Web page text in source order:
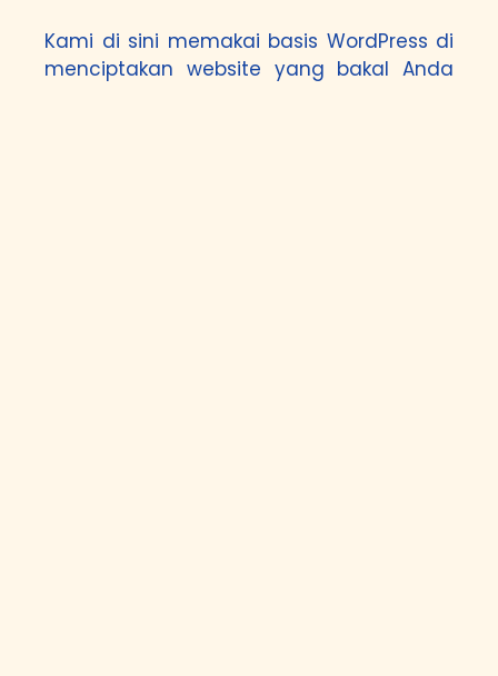
Kami di sini memakai basis WordPress di
menciptakan website yang bakal Anda